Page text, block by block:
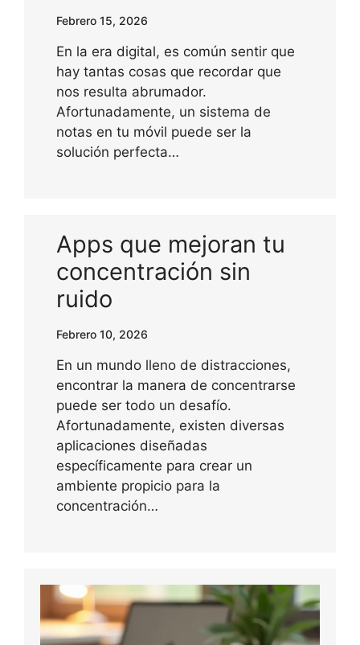
Febrero 15, 2026
En la era digital, es común sentir que
hay tantas cosas que recordar que
nos resulta abrumador.
Afortunadamente, un sistema de
notas en tu móvil puede ser la
solución perfecta…
Apps que mejoran tu
concentración sin
ruido
Febrero 10, 2026
En un mundo lleno de distracciones,
encontrar la manera de concentrarse
puede ser todo un desafío.
Afortunadamente, existen diversas
aplicaciones diseñadas
específicamente para crear un
ambiente propicio para la
concentración…